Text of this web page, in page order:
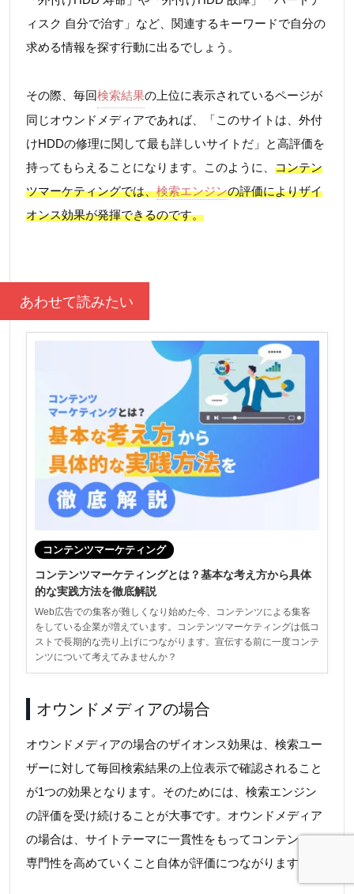
ィスク 自分で治す」など、関連するキーワードで自分の
求める情報を探す行動に出るでしょう。
その際、毎回検索結果の上位に表示されているページが
同じオウンドメディアであれば、「このサイトは、外付
けHDDの修理に関して最も詳しいサイトだ」と高評価を
持ってもらえることになります。このように、 コンテン
ツマーケティングでは、検索エンジンの評価によりザイ
オンス効果が発揮できるのです。
あわせて読みたい
コンテンツマーケティング
コンテンツマーケティングとは？基本な考え方から具体
的な実践方法を徹底解説
Web広告での集客が難しくなり始めた今、コンテンツによる集客
をしている企業が増えています。コンテンツマーケティングは低コ
ストで長期的な売り上げにつながります。宣伝する前に一度コンテ
ンツについて考えてみませんか？
オウンドメディアの場合
オウンドメディアの場合のザイオンス効果は、検索ユー
ザーに対して毎回検索結果の上位表示で確認されること
が1つの効果となります。そのためには、検索エンジン
の評価を受け続けることが大事です。オウンドメディア
の場合は、サイトテーマに一貫性をもってコンテンツの
専門性を高めていくこと自体が評価につながります。